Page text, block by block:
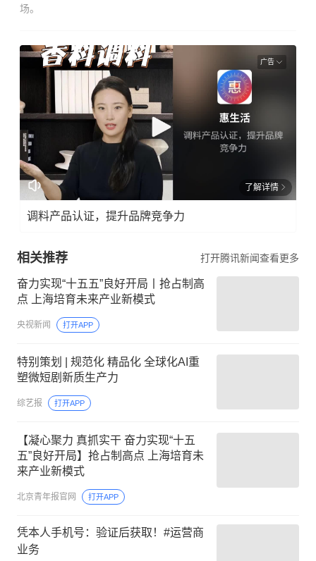
场。
广告
了解详情
调料产品认证，提升品牌竞争力
相关推荐 打开腾讯新闻查看更多
奋力实现“十五五”良好开局丨抢占制高
点 上海培育未来产业新模式
央视新闻 打开APP
特别策划 | 规范化 精品化 全球化AI重
塑微短剧新质生产力
综艺报 打开APP
【凝心聚力 真抓实干 奋力实现“十五
五”良好开局】抢占制高点 上海培育未
来产业新模式
北京青年报官网 打开APP
凭本人手机号：验证后获取！#运营商
业务